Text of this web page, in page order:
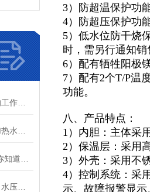
3）防超温保护功
4）防超压保护功
5）低水位防干烧
时，需另行通知
6）配有牺牲阳极
7）配有2个T/P温
功能。
八、产品特点：
1）内胆：主体采
2）保温层：采用
3）外壳：采用不
4）控制系统：采
示、故障报警显